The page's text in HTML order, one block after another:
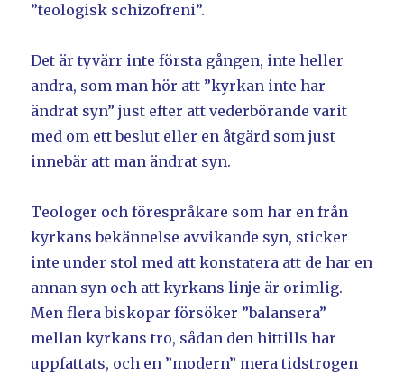
”teologisk schizofreni”.
Det är tyvärr inte första gången, inte heller
andra, som man hör att ”kyrkan inte har
ändrat syn” just efter att vederbörande varit
med om ett beslut eller en åtgärd som just
innebär att man ändrat syn.
Teologer och förespråkare som har en från
kyrkans bekännelse avvikande syn, sticker
inte under stol med att konstatera att de har en
annan syn och att kyrkans linje är orimlig.
Men flera biskopar försöker ”balansera”
mellan kyrkans tro, sådan den hittills har
uppfattats, och en ”modern” mera tidstrogen